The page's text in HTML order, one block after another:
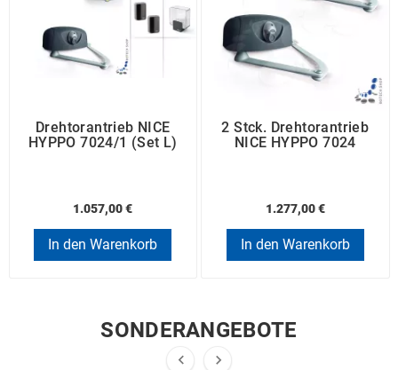
Drehtorantrieb NICE
HYPPO 7024/1 (Set L)
1.057,00 €
In den Warenkorb
2 Stck. Drehtorantrieb
NICE HYPPO 7024
1.277,00 €
In den Warenkorb
SONDERANGEBOTE
 